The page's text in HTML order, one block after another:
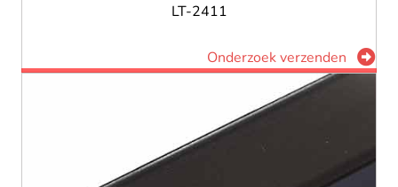
LT-2411
Onderzoek verzenden